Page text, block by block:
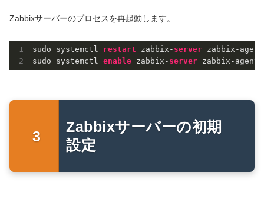
Zabbixサーバーのプロセスを再起動します。
sudo systemctl restart zabbix- server zabbix-agent
sudo systemctl enable zabbix- server zabbix-agent
Zabbixサーバーの初期
設定